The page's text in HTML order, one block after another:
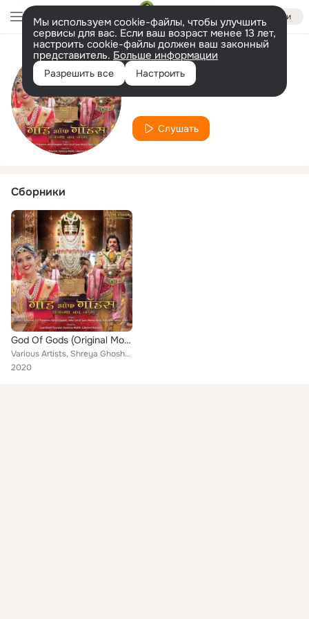
Войти
Мы используем cookie-файлы, чтобы улучшить
сервисы для вас. Если ваш возраст менее 13 лет,
настроить cookie-файлы должен ваш законный
представитель. Больше информации
Разрешить все Настроить
Исполнитель
John Urich Sass
Слушать
Сборники
God Of Gods (Original Motion Picture Soundtrack)
Various Artists, Shreya Ghoshal, Manoj Negi, Ravinder Sathe, V V Prasanna, Rania Dagher, Joshi, John Urich Sass
2020